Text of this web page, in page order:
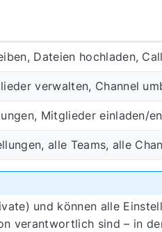
Dateien hochladen,
verwalten, Channel
Mitglieder einladen/
alle Teams, alle
und können alle
verantwortlich sind – in